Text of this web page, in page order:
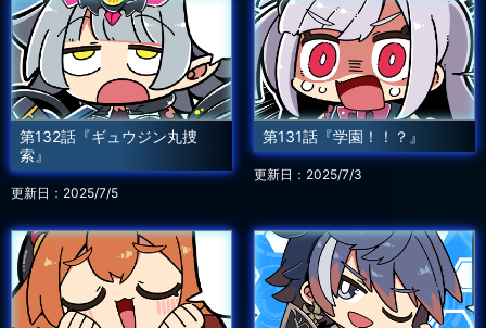
第132話『ギュウジン丸捜
索』
更新日：2025/7/5
第131話『学園！！？』
更新日：2025/7/3